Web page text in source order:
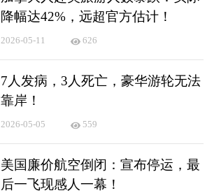
降幅达42%，远超官方估计！
2026-05-11 626
7人发病，3人死亡，豪华游轮无法
靠岸！
2026-05-05 559
美国廉价航空倒闭：宣布停运，最
后一飞现感人一幕！